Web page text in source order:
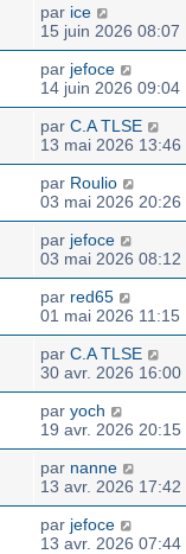
par ice
15 juin 2026 08:07
par jefoce
14 juin 2026 09:04
par C.A TLSE
13 mai 2026 13:46
par Roulio
03 mai 2026 20:26
par jefoce
03 mai 2026 08:12
par red65
01 mai 2026 11:15
par C.A TLSE
30 avr. 2026 16:00
par yoch
19 avr. 2026 20:15
par nanne
13 avr. 2026 17:42
par jefoce
13 avr. 2026 07:44